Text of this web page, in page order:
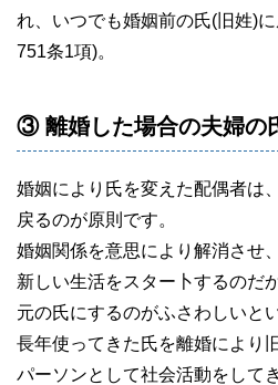
れ、いつでも婚姻前の氏(旧姓)
751条1項)。
③ 離婚した場合の夫婦の
婚姻により氏を変えた配偶者は
戻るのが原則です。
婚姻関係を意思により解消させ
新しい生活をスター卜するのだ
元の氏にするのがふさわしいと
長年使ってきた氏を離婚により
パーソンとして社会活動をして